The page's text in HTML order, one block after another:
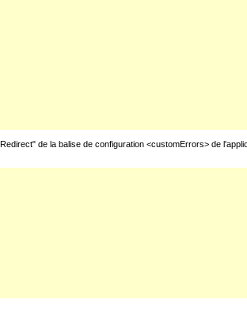
de la balise de configuration <customErrors> de